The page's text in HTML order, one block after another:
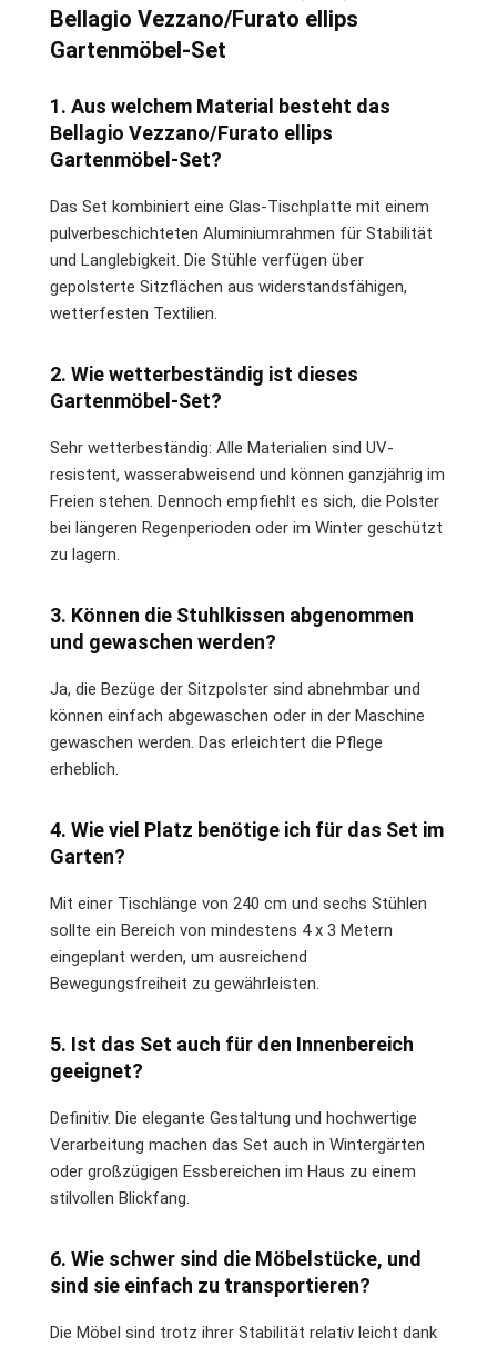
Bellagio Vezzano/Furato ellips
Gartenmöbel-Set
1. Aus welchem Material besteht das
Bellagio Vezzano/Furato ellips
Gartenmöbel-Set?
Das Set kombiniert eine Glas-Tischplatte mit einem
pulverbeschichteten Aluminiumrahmen für Stabilität
und Langlebigkeit. Die Stühle verfügen über
gepolsterte Sitzflächen aus widerstandsfähigen,
wetterfesten Textilien.
2. Wie wetterbeständig ist dieses
Gartenmöbel-Set?
Sehr wetterbeständig: Alle Materialien sind UV-
resistent, wasserabweisend und können ganzjährig im
Freien stehen. Dennoch empfiehlt es sich, die Polster
bei längeren Regenperioden oder im Winter geschützt
zu lagern.
3. Können die Stuhlkissen abgenommen
und gewaschen werden?
Ja, die Bezüge der Sitzpolster sind abnehmbar und
können einfach abgewaschen oder in der Maschine
gewaschen werden. Das erleichtert die Pflege
erheblich.
4. Wie viel Platz benötige ich für das Set im
Garten?
Mit einer Tischlänge von 240 cm und sechs Stühlen
sollte ein Bereich von mindestens 4 x 3 Metern
eingeplant werden, um ausreichend
Bewegungsfreiheit zu gewährleisten.
5. Ist das Set auch für den Innenbereich
geeignet?
Definitiv. Die elegante Gestaltung und hochwertige
Verarbeitung machen das Set auch in Wintergärten
oder großzügigen Essbereichen im Haus zu einem
stilvollen Blickfang.
6. Wie schwer sind die Möbelstücke, und
sind sie einfach zu transportieren?
Die Möbel sind trotz ihrer Stabilität relativ leicht dank